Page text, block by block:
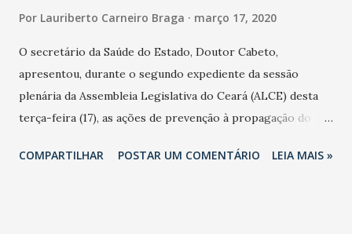
Por Lauriberto Carneiro Braga março 17, 2020
O secretário da Saúde do Estado, Doutor Cabeto,
apresentou, durante o segundo expediente da sessão
plenária da Assembleia Legislativa do Ceará (ALCE) desta
terça-feira (17), as ações de prevenção à propagação do
adotadas pelo Governo do Estado na contenção da
COMPARTILHAR POSTAR UM COMENTÁRIO LEIA MAIS »